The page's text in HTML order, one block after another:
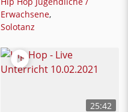
Erwachsene,
Solotanz
25:42